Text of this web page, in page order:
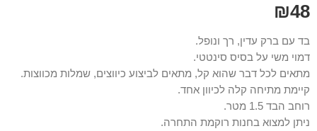
₪48
בד עם ברק עדין, רך ונופל.
דמוי משי על בסיס סינטטי.
מתאים לכל דבר שהוא קל, מתאים לביצוע כיווצים, שמלות מכווצות.
קיימת מתיחה קלה לכיוון אחד.
רוחב הבד 1.5 מטר.
ניתן למצוא בחנות רוקמת התחרה.